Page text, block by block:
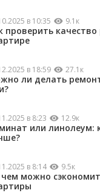
в 10:35 9.1к
проверить
в 18:59 27.1к
ли делать
в 8:23 12.9к
или линолеум:
в 8:14 9.5к
можно